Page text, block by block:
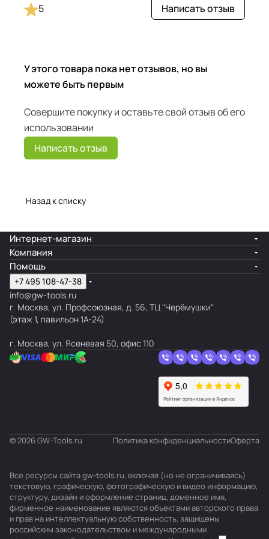
У этого товара пока нет отзывов, но вы
можете быть первым
Совершите покупку и оставьте свой отзыв об его
использовании
Написать отзыв
5 Написать отзыв
Назад к списку
Интернет-магазин
Компания
Помощь
+7 495 108-47-38
info@gw-tools.ru
г. Москва, ул. Профсоюзная, д. 56, ТЦ "Черёмушки"
(этаж 1, павильон 1А-24)
г. Москва, ул. Ясеневая 50, офис 110
© 2026 GW-Tools.ru Политика конфиденциальностиОферта
Все ресурсы сайта gw-tools.ru, включая (но не ограничиваясь)
текстовую, графическую, фотографическую и видео информацию,
структуру, дизайн и оформление страниц, доменное имя,
фирменное наименование являются объектами авторского права
и прав на интеллектуальную собственность, защищены
российским законодательством и международными